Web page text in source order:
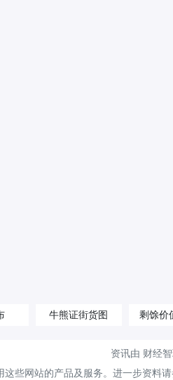
牛熊证街货图 剩馀价
资讯由 财经
些网站的产品及服务。进一步资料